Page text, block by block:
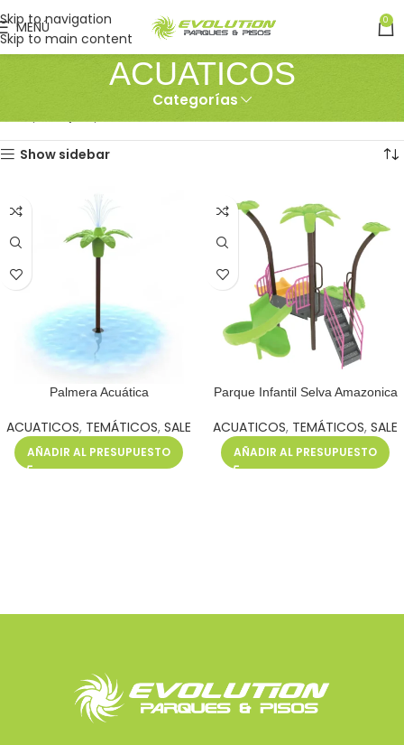
Skip to navigation
Skip to main content
MENÚ 0
ACUATICOS
Categorías
Inicio PARQUES ACUATICOS Mostrando los 2 resultados
Show sidebar
Palmera Acuática
ACUATICOS, TEMÁTICOS, SALE
AÑADIR AL PRESUPUESTO
Parque Infantil Selva Amazonica
ACUATICOS, TEMÁTICOS, SALE
AÑADIR AL PRESUPUESTO